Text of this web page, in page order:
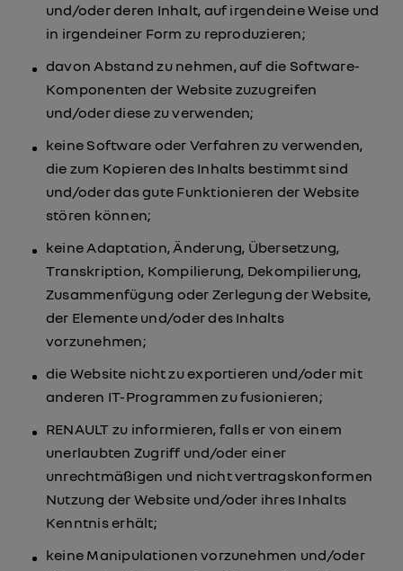
und/oder deren Inhalt, auf irgendeine Weise und
in irgendeiner Form zu reproduzieren;
davon Abstand zu nehmen, auf die Software-
Komponenten der Website zuzugreifen
und/oder diese zu verwenden;
keine Software oder Verfahren zu verwenden,
die zum Kopieren des Inhalts bestimmt sind
und/oder das gute Funktionieren der Website
stören können;
keine Adaptation, Änderung, Übersetzung,
Transkription, Kompilierung, Dekompilierung,
Zusammenfügung oder Zerlegung der Website,
der Elemente und/oder des Inhalts
vorzunehmen;
die Website nicht zu exportieren und/oder mit
anderen IT-Programmen zu fusionieren;
RENAULT zu informieren, falls er von einem
unerlaubten Zugriff und/oder einer
unrechtmäßigen und nicht vertragskonformen
Nutzung der Website und/oder ihres Inhalts
Kenntnis erhält;
keine Manipulationen vorzunehmen und/oder